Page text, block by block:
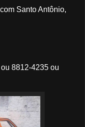
Santo Antônio,
8812-4235 ou